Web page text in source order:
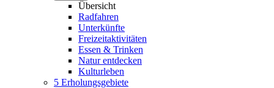
Übersicht
Radfahren
Unterkünfte
Freizeitaktivitäten
Essen & Trinken
Natur entdecken
Kulturleben
5 Erholungsgebiete